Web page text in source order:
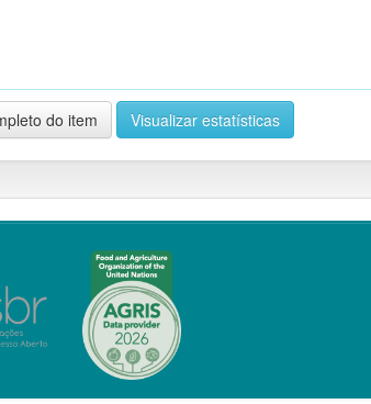
do item Visualizar estatísticas